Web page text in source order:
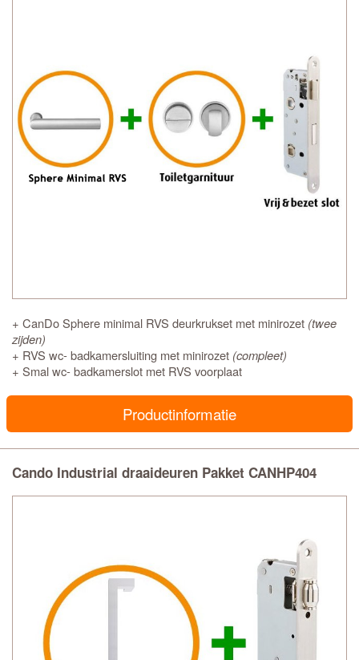
+ CanDo Sphere minimal RVS deurkrukset met minirozet (twee
zijden)
+ RVS wc- badkamersluiting met minirozet (compleet)
+ Smal wc- badkamerslot met RVS voorplaat
Productinformatie
Cando Industrial draaideuren Pakket CANHP404